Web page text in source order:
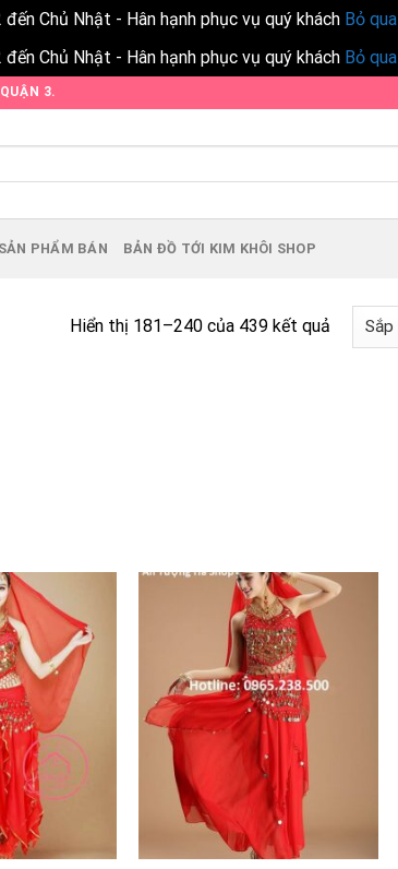
Chủ Nhật - Hân hạnh phục vụ quý khách Bỏ qua
Chủ Nhật - Hân hạnh phục vụ quý khách Bỏ qua
3.
SẢN PHẨM BÁN BẢN ĐỒ TỚI KIM KHÔI SHOP
Hiển thị 181–240 của 439 kết quả
Add to
Wishlist
Add to
Wishlist